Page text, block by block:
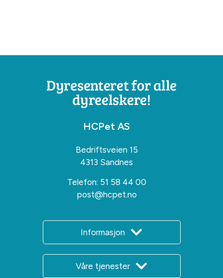
Dyresenteret for alle
dyreelskere!
HCPet AS
Bedriftsveien 15
4313 Sandnes
Telefon: 51 58 44 00
post@hcpet.no
Informasjon
Våre tjenester